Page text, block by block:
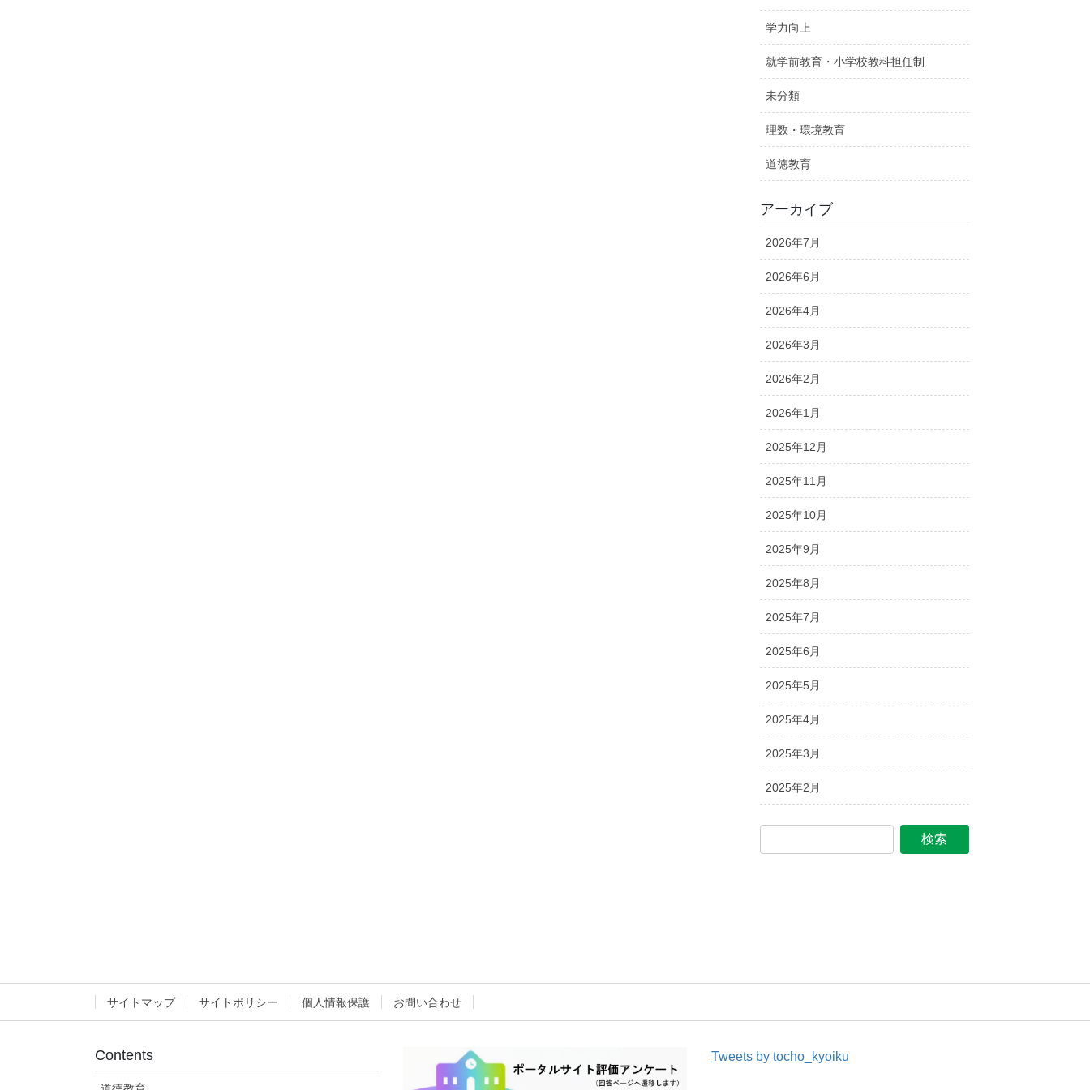
学力向上
就学前教育・小学校教科担任制
未分類
理数・環境教育
道徳教育
アーカイブ
2026年7月
2026年6月
2026年4月
2026年3月
2026年2月
2026年1月
2025年12月
2025年11月
2025年10月
2025年9月
2025年8月
2025年7月
2025年6月
2025年5月
2025年4月
2025年3月
2025年2月
サイトマップ サイトポリシー 個人情報保護 お問い合わせ
Contents Tweets by tocho_kyoiku